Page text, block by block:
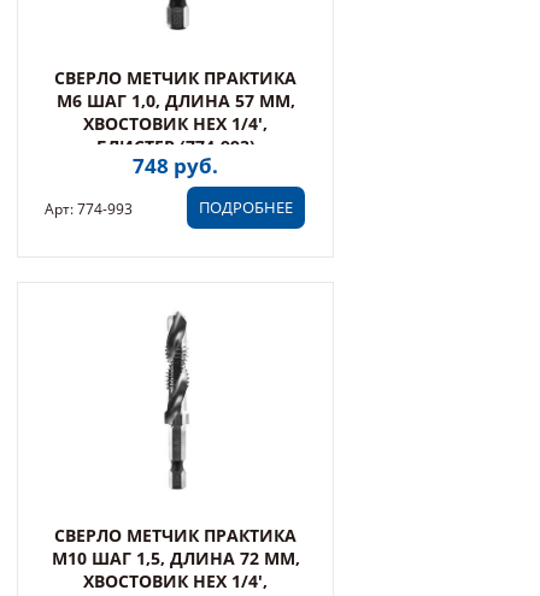
СВЕРЛО МЕТЧИК ПРАКТИКА
М6 ШАГ 1,0, ДЛИНА 57 ММ,
ХВОСТОВИК HEX 1/4',
БЛИСТЕР (774-993)
748 руб.
ПОДРОБНЕЕ
Арт: 774-993
СВЕРЛО МЕТЧИК ПРАКТИКА
М10 ШАГ 1,5, ДЛИНА 72 ММ,
ХВОСТОВИК HEX 1/4',